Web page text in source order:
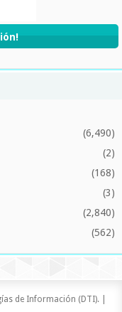
(6,490)
(2)
(168)
(3)
(2,840)
(562)
de Información (DTI). |